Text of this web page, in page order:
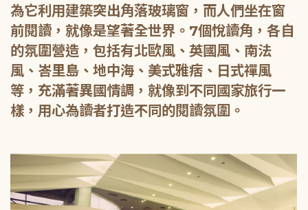
為它利用建築突出角落玻璃窗，而人們坐在窗
前閱讀，就像是望著全世界。7個悅讀角，各自
的氛圍營造，包括有北歐風、英國風、南法
風、峇里島、地中海、美式雅痞、日式禪風
等，充滿著異國情調，就像到不同國家旅行一
樣，用心為讀者打造不同的閱讀氛圍。